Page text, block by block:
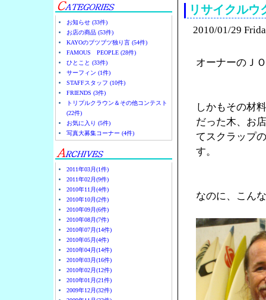
お知らせ (33件)
お店の商品 (53件)
KAYOのブツブツ独り言 (54件)
FAMOUS PEOPLE (28件)
ひとこと (33件)
サーフィン (1件)
STAFFスタッフ (10件)
FRIENDS (3件)
トリプルクラウン＆その他コンテスト
(22件)
お気に入り (5件)
写真大募集コーナー (4件)
2011年03月(1件)
2011年02月(9件)
2010年11月(4件)
2010年10月(2件)
2010年09月(6件)
2010年08月(7件)
2010年07月(14件)
2010年05月(4件)
2010年04月(14件)
2010年03月(16件)
2010年02月(12件)
2010年01月(21件)
2009年12月(32件)
リサイクル
2010/01/29
オーナーのＪ
しかもその材
だった木、お
てスクラップ
す。
なのに、こん